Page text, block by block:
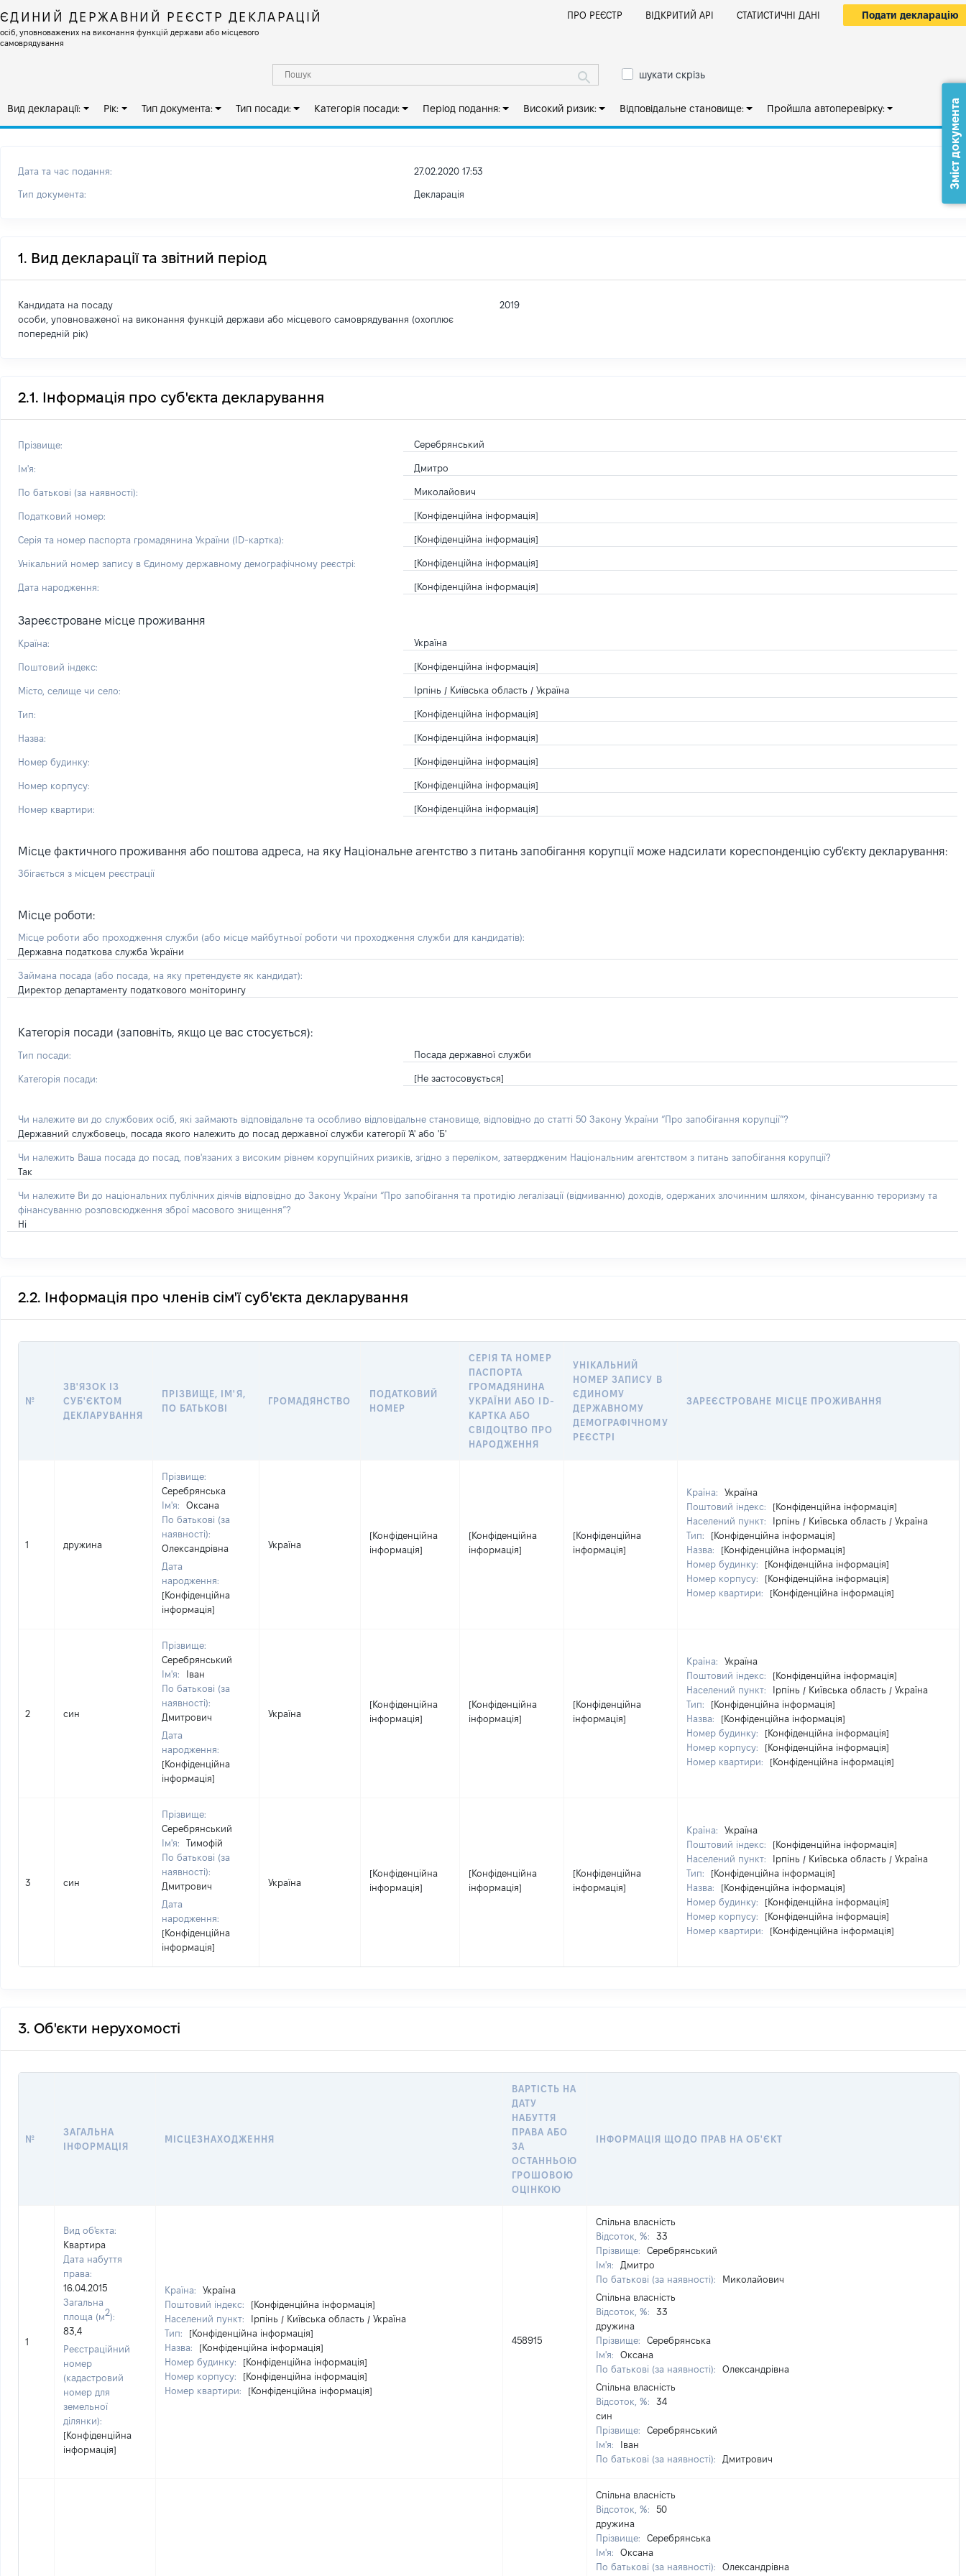
ЄДИНИЙ ДЕРЖАВНИЙ РЕЄСТР ДЕКЛАРАЦІЙ
осіб, уповноважених на виконання функцій держави або місцевого
самоврядування
ПРО РЕЄСТР ВІДКРИТИЙ АРІ СТАТИСТИЧНІ ДАНІ Подати декларацію
шукати скрізь
Вид декларації: Рік: Тип документа: Тип посади: Категорія посади: Період подання: Високий ризик: Відповідальне становище: Пройшла автоперевірку:
Дата та час подання: 27.02.2020 17:53
Тип документа: Декларація
1. Вид декларації та звітний період
Кандидата на посаду
особи, уповноваженої на виконання функцій держави або місцевого самоврядування (охоплює
попередній рік)
2019
2.1. Інформація про суб'єкта декларування
Прізвище: Серебрянський
Ім'я: Дмитро
По батькові (за наявності): Миколайович
Податковий номер: [Конфіденційна інформація]
Серія та номер паспорта громадянина України (ID-картка): [Конфіденційна інформація]
Унікальний номер запису в Єдиному державному демографічному реєстрі: [Конфіденційна інформація]
Дата народження: [Конфіденційна інформація]
Зареєстроване місце проживання
Країна: Україна
Поштовий індекс: [Конфіденційна інформація]
Місто, селище чи село: Ірпінь / Київська область / Україна
Тип: [Конфіденційна інформація]
Назва: [Конфіденційна інформація]
Номер будинку: [Конфіденційна інформація]
Номер корпусу: [Конфіденційна інформація]
Номер квартири: [Конфіденційна інформація]
Місце фактичного проживання або поштова адреса, на яку Національне агентство з питань запобігання корупції може надсилати кореспонденцію суб'єкту декларування:
Збігається з місцем реєстрації
Місце роботи:
Місце роботи або проходження служби (або місце майбутньої роботи чи проходження служби для кандидатів):
Державна податкова служба України
Займана посада (або посада, на яку претендуєте як кандидат):
Директор департаменту податкового моніторингу
Категорія посади (заповніть, якщо це вас стосується):
Тип посади: Посада державної служби
Категорія посади: [Не застосовується]
Чи належите ви до службових осіб, які займають відповідальне та особливо відповідальне становище, відповідно до статті 50 Закону України “Про запобігання корупції”?
Державний службовець, посада якого належить до посад державної служби категорії 'А' або 'Б'
Чи належить Ваша посада до посад, пов'язаних з високим рівнем корупційних ризиків, згідно з переліком, затвердженим Національним агентством з питань запобігання корупції?
Так
Чи належите Ви до національних публічних діячів відповідно до Закону України “Про запобігання та протидію легалізації (відмиванню) доходів, одержаних злочинним шляхом, фінансуванню тероризму та
фінансуванню розповсюдження зброї масового знищення”?
Ні
2.2. Інформація про членів сім'ї суб'єкта декларування
№
ЗВ'ЯЗОК ІЗ
СУБ'ЄКТОМ
ДЕКЛАРУВАННЯ
ПРІЗВИЩЕ, ІМ'Я,
ПО БАТЬКОВІ
ГРОМАДЯНСТВО
ПОДАТКОВИЙ
НОМЕР
СЕРІЯ ТА НОМЕР
ПАСПОРТА
ГРОМАДЯНИНА
УКРАЇНИ АБО ID-
КАРТКА АБО
СВІДОЦТВО ПРО
НАРОДЖЕННЯ
УНІКАЛЬНИЙ
НОМЕР ЗАПИСУ В
ЄДИНОМУ
ДЕРЖАВНОМУ
ДЕМОГРАФІЧНОМУ
РЕЄСТРІ
ЗАРЕЄСТРОВАНЕ МІСЦЕ ПРОЖИВАННЯ
1 дружина
Прізвище:
Серебрянська
Ім'я:
Оксана
По батькові (за
наявності):
Олександрівна
Дата
народження:
[Конфіденційна
інформація]
Україна
[Конфіденційна
інформація]
[Конфіденційна
інформація]
[Конфіденційна
інформація]
Країна:
Україна
Поштовий індекс:
[Конфіденційна інформація]
Населений пункт:
Ірпінь / Київська область / Україна
Тип:
[Конфіденційна інформація]
Назва:
[Конфіденційна інформація]
Номер будинку:
[Конфіденційна інформація]
Номер корпусу:
[Конфіденційна інформація]
Номер квартири:
[Конфіденційна інформація]
2 син
Прізвище:
Серебрянський
Ім'я:
Іван
По батькові (за
наявності):
Дмитрович
Дата
народження:
[Конфіденційна
інформація]
Україна
[Конфіденційна
інформація]
[Конфіденційна
інформація]
[Конфіденційна
інформація]
Країна:
Україна
Поштовий індекс:
[Конфіденційна інформація]
Населений пункт:
Ірпінь / Київська область / Україна
Тип:
[Конфіденційна інформація]
Назва:
[Конфіденційна інформація]
Номер будинку:
[Конфіденційна інформація]
Номер корпусу:
[Конфіденційна інформація]
Номер квартири:
[Конфіденційна інформація]
3 син
Прізвище:
Серебрянський
Ім'я:
Тимофій
По батькові (за
наявності):
Дмитрович
Дата
народження:
[Конфіденційна
інформація]
Україна
[Конфіденційна
інформація]
[Конфіденційна
інформація]
[Конфіденційна
інформація]
Країна:
Україна
Поштовий індекс:
[Конфіденційна інформація]
Населений пункт:
Ірпінь / Київська область / Україна
Тип:
[Конфіденційна інформація]
Назва:
[Конфіденційна інформація]
Номер будинку:
[Конфіденційна інформація]
Номер корпусу:
[Конфіденційна інформація]
Номер квартири:
[Конфіденційна інформація]
3. Об'єкти нерухомості
№
ЗАГАЛЬНА
ІНФОРМАЦІЯ
МІСЦЕЗНАХОДЖЕННЯ
ВАРТІСТЬ НА
ДАТУ
НАБУТТЯ
ПРАВА АБО
ЗА
ОСТАННЬОЮ
ГРОШОВОЮ
ОЦІНКОЮ
ІНФОРМАЦІЯ ЩОДО ПРАВ НА ОБ'ЄКТ
1
Вид об'єкта:
Квартира
Дата набуття
права:
16.04.2015
Загальна
площа (м2):
83,4
Реєстраційний
номер
(кадастровий
номер для
земельної
ділянки):
[Конфіденційна
інформація]
Країна:
Україна
Поштовий індекс:
[Конфіденційна інформація]
Населений пункт:
Ірпінь / Київська область / Україна
Тип:
[Конфіденційна інформація]
Назва:
[Конфіденційна інформація]
Номер будинку:
[Конфіденційна інформація]
Номер корпусу:
[Конфіденційна інформація]
Номер квартири:
[Конфіденційна інформація]
458915
Спільна власність
Відсоток, %:
33
Прізвище:
Серебрянський
Ім'я:
Дмитро
По батькові (за наявності):
Миколайович
Спільна власність
Відсоток, %:
33
дружина
Прізвище:
Серебрянська
Ім'я:
Оксана
По батькові (за наявності):
Олександрівна
Спільна власність
Відсоток, %:
34
син
Прізвище:
Серебрянський
Ім'я:
Іван
По батькові (за наявності):
Дмитрович
Спільна власність
Відсоток, %:
50
дружина
Прізвище:
Серебрянська
Ім'я:
Оксана
По батькові (за наявності):
Олександрівна
Зміст документа